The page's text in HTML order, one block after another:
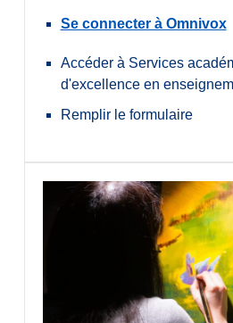
Se connecter à Omnivox
Accéder à Services
d'excellence en
Remplir le formulaire